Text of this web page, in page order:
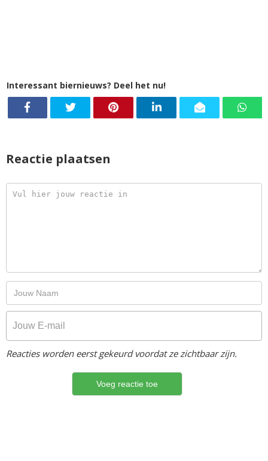
Interessant biernieuws? Deel het nu!
Reactie plaatsen
Reacties worden eerst gekeurd voordat ze zichtbaar zijn.